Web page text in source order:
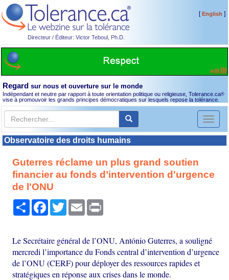
Directeur / Éditeur: Victor Teboul, Ph.D.
[English ]
Regard sur nous et ouverture sur le monde
Indépendant et neutre par rapport à toute orientation politique ou religieuse, Tolerance.ca®
vise à promouvoir les grands principes démocratiques sur lesquels repose la tolérance.
Toggle
Observatoire des droits humains
Guterres réclame un plus grand soutien
financier au fonds d’intervention d'urgence
de l'ONU
PartagerFacebook
TwitterEmail
Le Secrétaire général de l’ONU, António Guterres, a souligné
mercredi l’importance du Fonds central d’intervention d’urgence
de l’ONU (CERF) pour déployer des ressources rapides et
stratégiques en réponse aux crises dans le monde.